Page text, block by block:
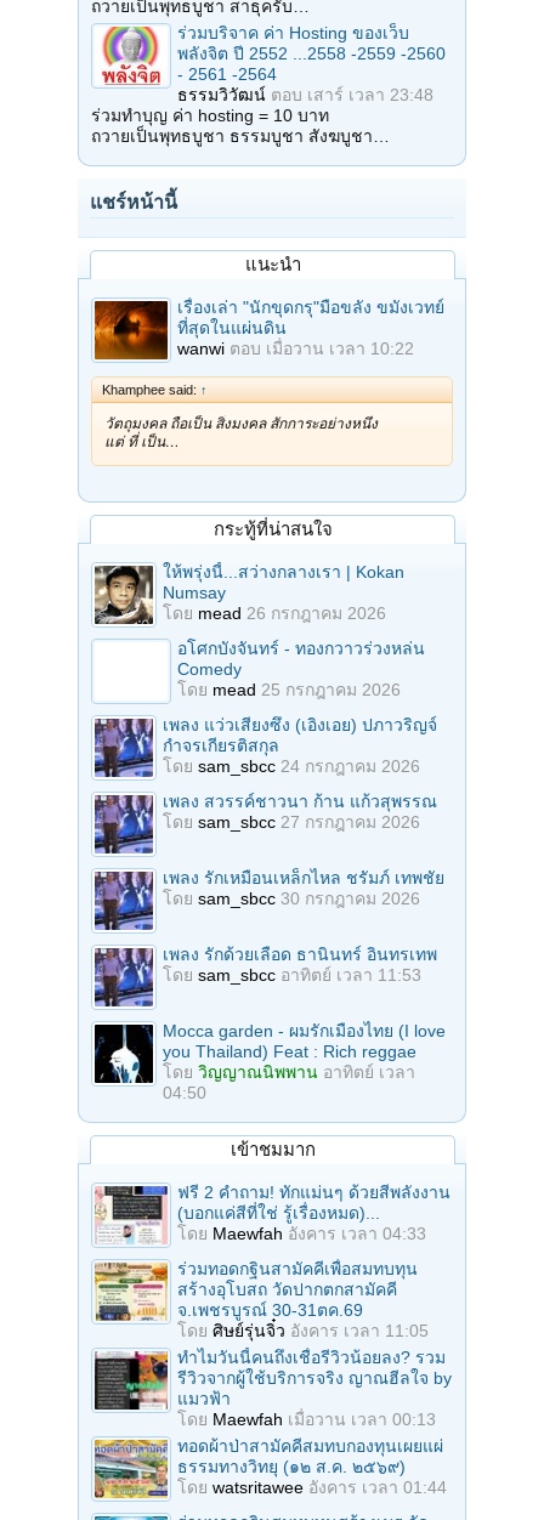
ถวายเป็นพุทธบูชา สาธุครับ…
ร่วมบริจาค ค่า Hosting ของเว็บ
พลังจิต ปี 2552 ...2558 -2559 -2560
- 2561 -2564
ธรรมวิวัฒน์ ตอบ เสาร์ เวลา 23:48
ร่วมทำบุญ ค่า hosting = 10 บาท
ถวายเป็นพุทธบูชา ธรรมบูชา สังฆบูชา…
แชร์หน้านี้
แนะนำ
เรื่องเล่า "นักขุดกรุ"มือขลัง ขมังเวทย์
ที่สุดในแผ่นดิน
wanwi ตอบ เมื่อวาน เวลา 10:22
Khamphee said: ↑
วัตถุมงคล ถือเป็น สิ่งมงคล สักการะอย่างหนึ่ง
แต่ ที่ เป็น…
กระทู้ที่น่าสนใจ
ให้พรุ่งนี้...สว่างกลางเรา | Kokan
Numsay
โดย mead 26 กรกฎาคม 2026
อโศกบังจันทร์ - ทองกวาวร่วงหล่น
Comedy
โดย mead 25 กรกฎาคม 2026
เพลง แว่วเสียงซึง (เอิงเอย) ปภาวริญจ์
กำจรเกียรติสกุล
โดย sam_sbcc 24 กรกฎาคม 2026
เพลง สวรรค์ชาวนา ก้าน แก้วสุพรรณ
โดย sam_sbcc 27 กรกฎาคม 2026
เพลง รักเหมือนเหล็กไหล ชรัมภ์ เทพชัย
โดย sam_sbcc 30 กรกฎาคม 2026
เพลง รักด้วยเลือด ธานินทร์ อินทรเทพ
โดย sam_sbcc อาทิตย์ เวลา 11:53
Mocca garden - ผมรักเมืองไทย (I love
you Thailand) Feat : Rich reggae
โดย วิญญาณนิพพาน อาทิตย์ เวลา
04:50
เข้าชมมาก
ฟรี 2 คำถาม! ทักแม่นๆ ด้วยสีพลังงาน
(บอกแค่สีที่ใช่ รู้เรื่องหมด)...
โดย Maewfah อังคาร เวลา 04:33
ร่วมทอดกฐินสามัคคีเพื่อสมทบทุน
สร้างอุโบสถ วัดปากตกสามัคคี
จ.เพชรบูรณ์ 30-31ตค.69
โดย ศิษย์รุ่นจิ๋ว อังคาร เวลา 11:05
ทำไมวันนี้คนถึงเชื่อรีวิวน้อยลง? รวม
รีวิวจากผู้ใช้บริการจริง ญาณฮีลใจ by
แมวฟ้า
โดย Maewfah เมื่อวาน เวลา 00:13
ทอดผ้าป่าสามัคคีสมทบกองทุนเผยแผ่
ธรรมทางวิทยุ (๑๒ ส.ค. ๒๕๖๙)
โดย watsritawee อังคาร เวลา 01:44